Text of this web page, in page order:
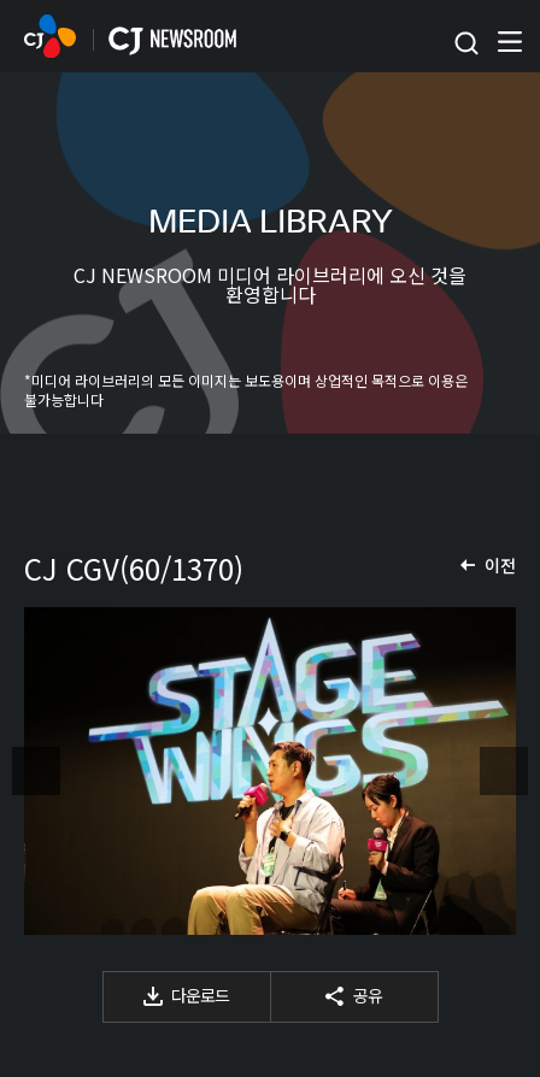
본문 바로가기
MEDIA LIBRARY
CJ NEWSROOM 미디어 라이브러리에 오신 것을
환영합니다
*미디어 라이브러리의 모든 이미지는 보도용이며 상업적인 목적으로 이용은
불가능합니다
이전
CJ CGV(60/1370)
다운로드 공유